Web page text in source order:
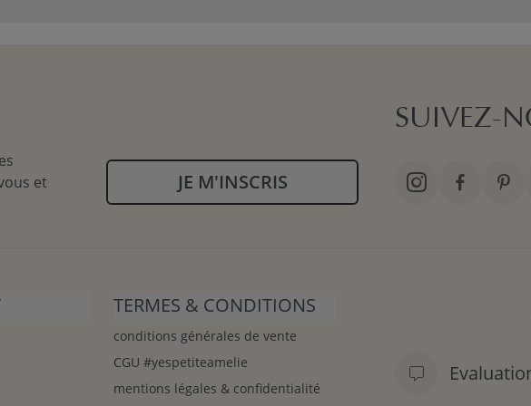
pour soutenir vos bras lorsque vous tenez votre bébé. Les matériaux
faciles à nettoyer pour faire face aux petits accidents du
massif est un choix de qualité qui garantit solidité et stabilité.
spacieux pour assurer votre confort, sans encombrer la
fonction de bascule : le fauteuil doit offrir un mouvement fluide tout en
cocon douillet pour vous et votre bébé n’a jamais été aussi simple.
soit pour un fauteuil ou même unechaise haute bébé
et
JE M'INSCRIS
SUIVEZ-
TERMES & CONDITIONS
conditions générales de vente
CGU #yespetiteamelie
mentions légales & confidentialité